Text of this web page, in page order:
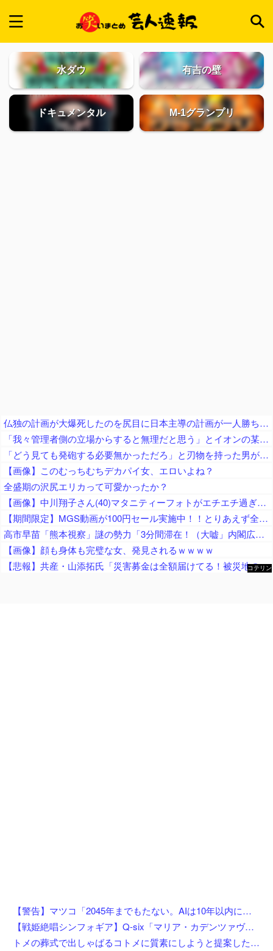
水ダウ 有吉の壁
ドキュメンタル M-1グランプリ
仏独の計画が大爆死したのを尻目に日本主導の計画が一人勝ち状態に、日本政府がドイツを露骨に疫病神扱いして……
「我々管理者側の立場からすると無理だと思う」とイオンの某テナントを擁護する声、「みんなで最低限の店の片付けやって、今日は帰るべ」って指示する方が普通で……
「どう見ても発砲する必要無かっただろ」と刃物を持った男が撃たれた事件に左派が激怒、発砲した警察は何か勘違いしてねえか？
【画像】このむっちむちデカパイ女、エロいよね？
全盛期の沢尻エリカって可愛かったか？
【画像】中川翔子さん(40)マタニティーフォトがエチエチ過ぎるｗｗｗｗｗｗｗｗ
【期間限定】MGS動画が100円セール実施中！！とりあえず全部買うやろｗｗｗｗｗ
高市早苗「熊本視察」謎の勢力「3分間滞在！（大嘘」内閣広報官「事実無根（全否定」高市早苗「51分間視察（首相動静」マスコミ「被災者証言で10秒！（印象操作」→
【画像】顔も身体も完璧な女、発見されるｗｗｗｗ
【悲報】共産・山添拓氏「災害募金は全額届けてる！被災地の党活動を支援する募金は別！」 → ﾈｯﾄ「なんで熊本県のHPに一切誘導しないの？」ｗｗｗｗｗｗｗｗｗｗｗｗ
コテリン
【警告】マツコ「2045年までもたない。AIは10年以内に来るぞ」
【戦姫絶唱シンフォギア】Q-six「マリア・カデンツァヴナ・イヴ」フィギュア【8月4日予約開始】
トメの葬式で出しゃばるコトメに質素にしようと提案した私！「あんたは関係ない」と言われたのでお望み通り速攻で帰宅してボイコットしてやった結果←自滅してて最高にスカッとするｗ